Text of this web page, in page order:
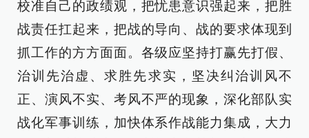
校准自己的政绩观，把忧患意识强起来，把胜
战责任扛起来，把战的导向、战的要求体现到
抓工作的方方面面。各级应坚持打赢先打假、
治训先治虚、求胜先求实，坚决纠治训风不
正、演风不实、考风不严的现象，深化部队实
战化军事训练，加快体系作战能力集成，大力